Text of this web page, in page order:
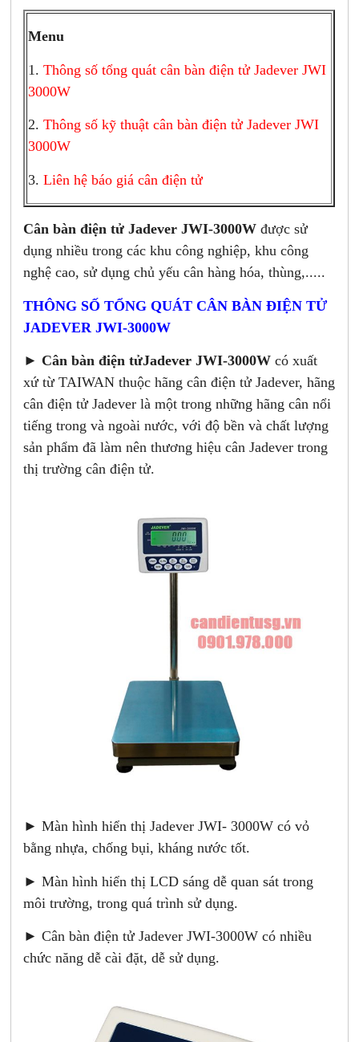
Menu
1.Thông số tổng quát cân bàn điện tử Jadever JWI
3000W
2.Thông số kỹ thuật cân bàn điện tử Jadever JWI
3000W
3.Liên hệ báo giá cân điện tử
Cân bàn điện tử Jadever JWI-3000W được sử
dụng nhiều trong các khu công nghiệp, khu công
nghệ cao, sử dụng chủ yếu cân hàng hóa, thùng,.....
THÔNG SỐ TỔNG QUÁT CÂN BÀN ĐIỆN TỬ
JADEVER JWI-3000W
► Cân bàn điện tửJadever JWI-3000W có xuất
xứ từ TAIWAN thuộc hãng cân điện tử Jadever, hãng
cân điện tử Jadever là một trong những hãng cân nổi
tiếng trong và ngoài nước, với độ bền và chất lượng
sản phẩm đã làm nên thương hiệu cân Jadever trong
thị trường cân điện tử.
► Màn hình hiển thị Jadever JWI- 3000W có vỏ
bằng nhựa, chống bụi, kháng nước tốt.
► Màn hình hiển thị LCD sáng dễ quan sát trong
môi trường, trong quá trình sử dụng.
► Cân bàn điện tử Jadever JWI-3000W có nhiều
chức năng dễ cài đặt, dễ sử dụng.